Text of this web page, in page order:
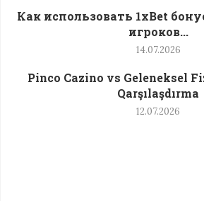
Как использовать 1xBet
игроков...
14.07.2026
Pinco Cazino vs Geleneksel
Qarşılaşdırma
12.07.2026